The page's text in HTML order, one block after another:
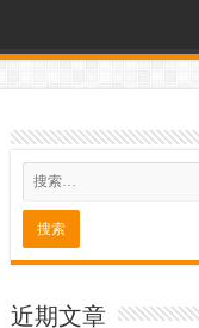
近期文章